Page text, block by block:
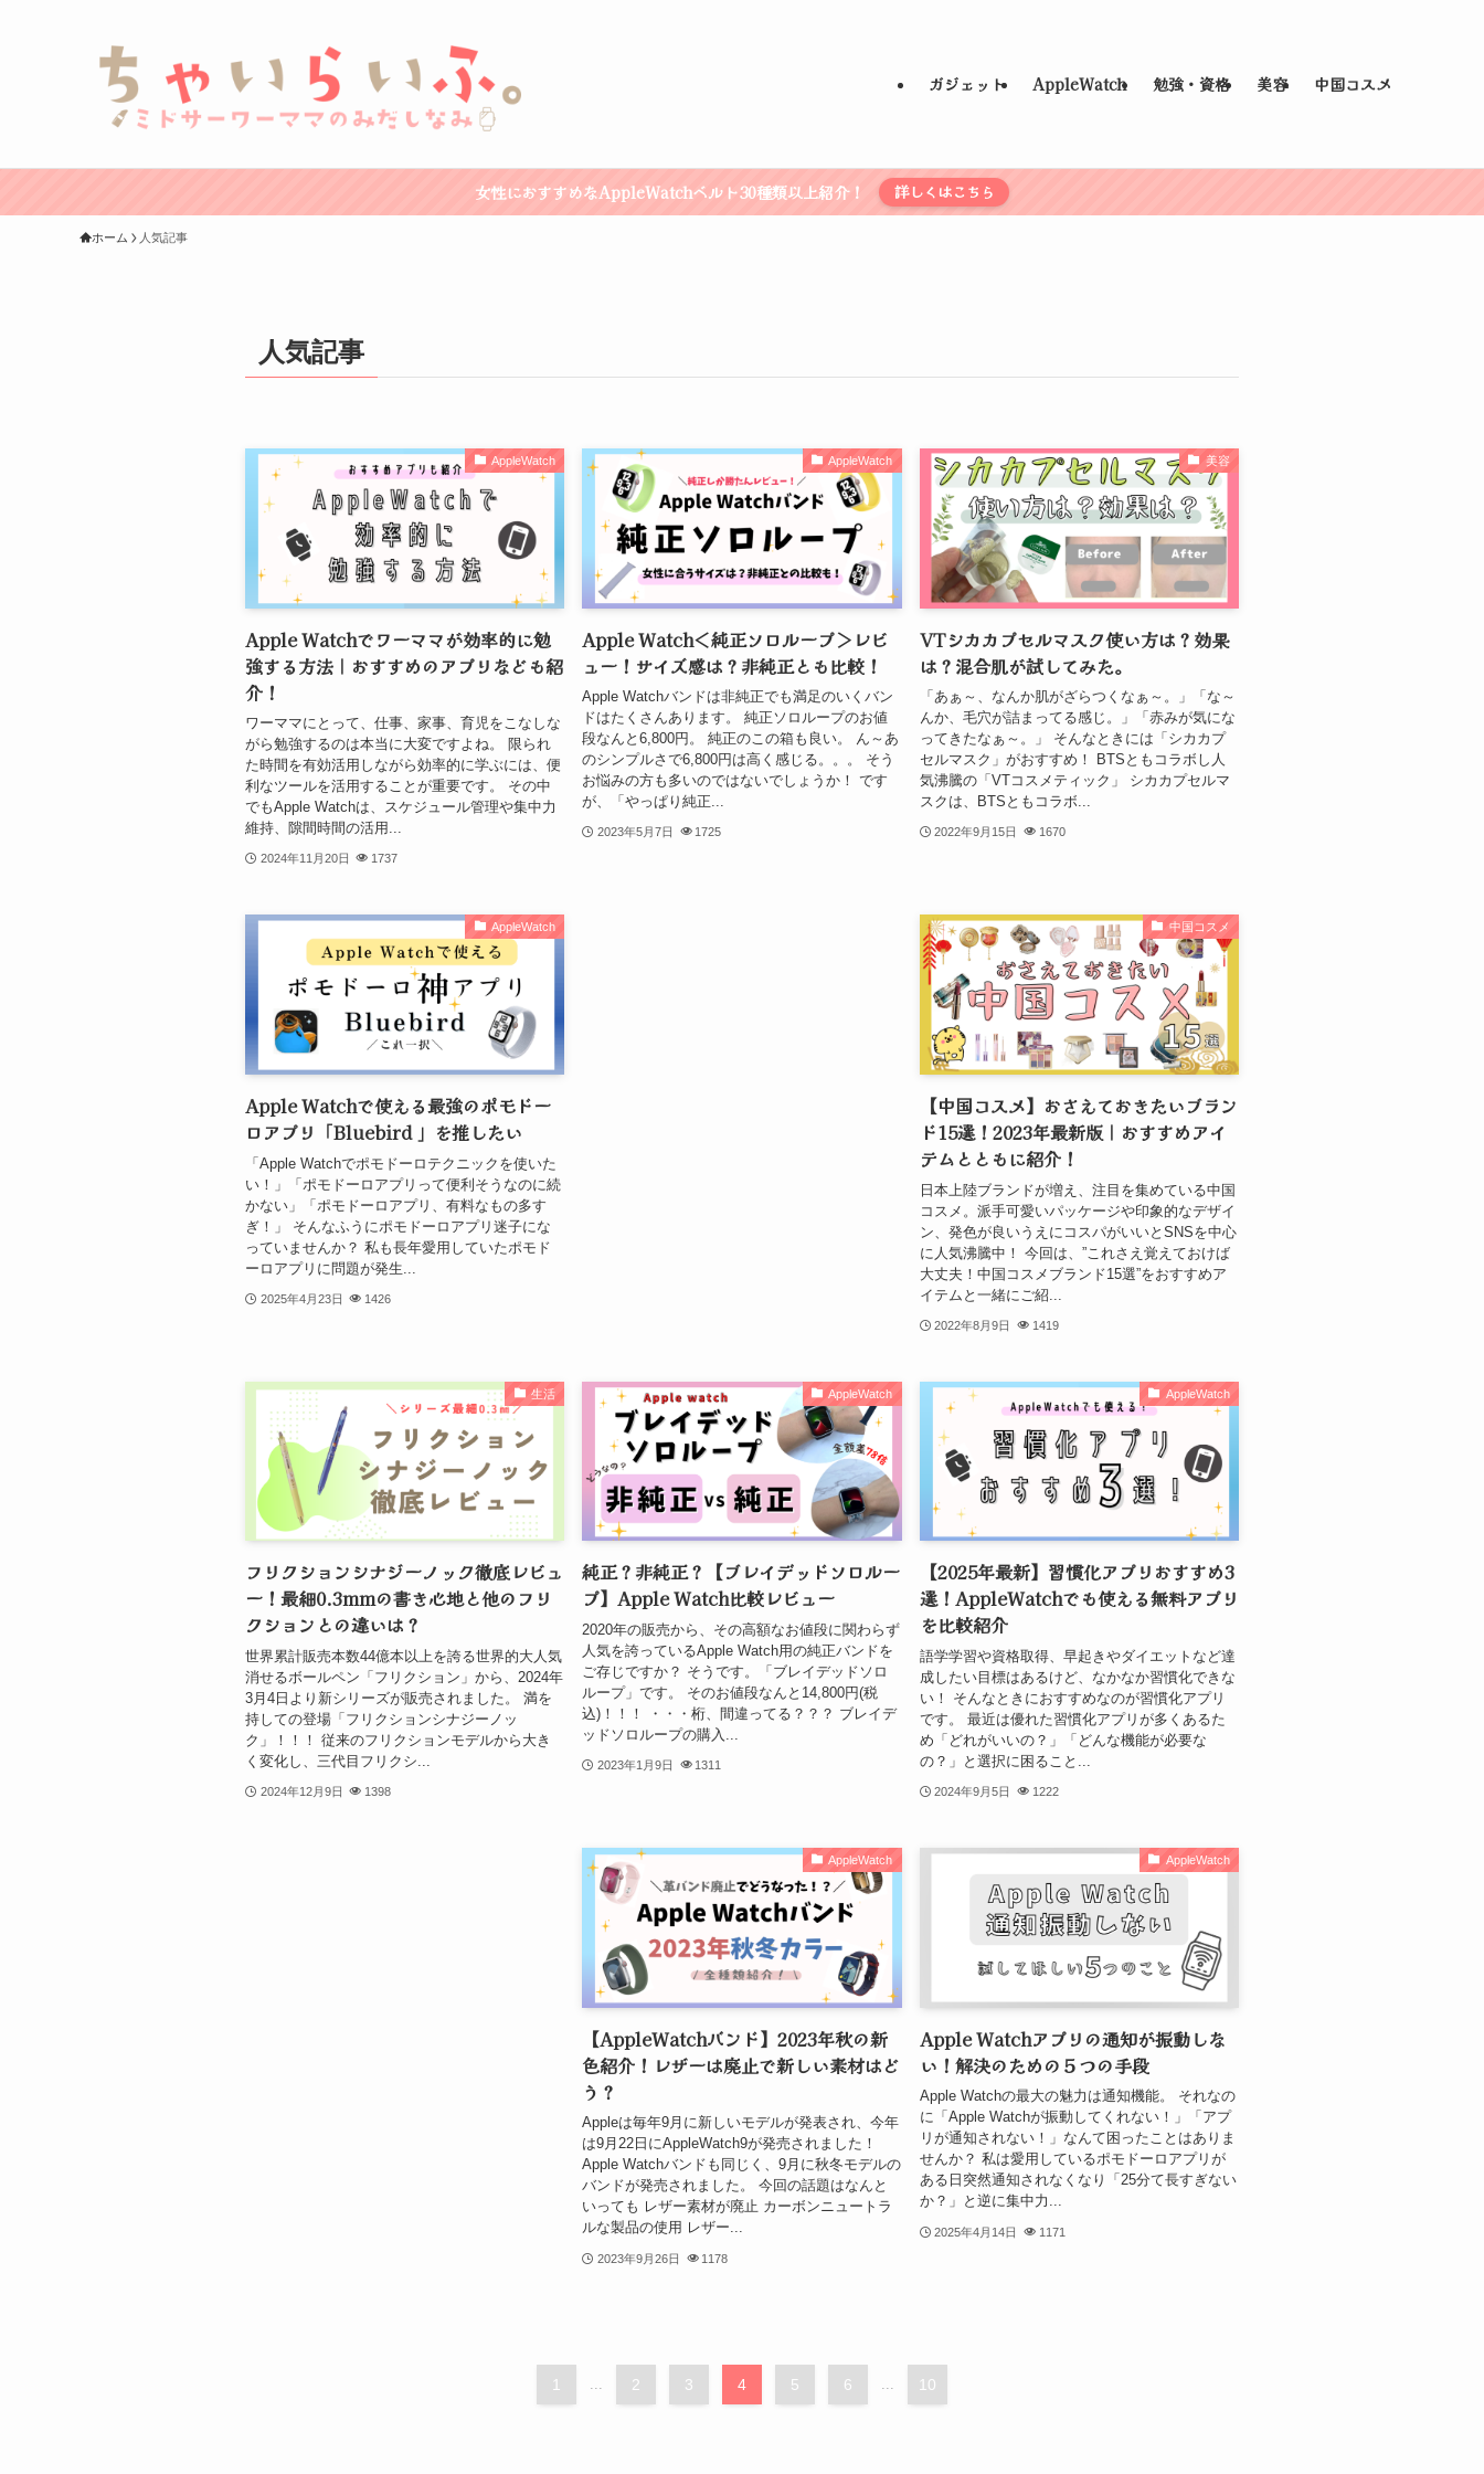
ガジェット AppleWatch 勉強・資格 美容 中国コスメ
女性におすすめなAppleWatchベルト30種類以上紹介！ 詳しくはこちら
ホーム 人気記事
人気記事
AppleWatch
Apple Watchでワーママが効率的に勉
強する方法｜おすすめのアプリなども紹
介！
ワーママにとって、仕事、家事、育児をこなしな
がら勉強するのは本当に大変ですよね。 限られ
た時間を有効活用しながら効率的に学ぶには、便
利なツールを活用することが重要です。 その中
でもApple Watchは、スケジュール管理や集中力
維持、隙間時間の活用...
2024年11月20日 1737
AppleWatch
Apple Watch＜純正ソロループ＞レビ
ュー！サイズ感は？非純正とも比較！
Apple Watchバンドは非純正でも満足のいくバン
ドはたくさんあります。 純正ソロループのお値
段なんと6,800円。 純正のこの箱も良い。 ん～あ
のシンプルさで6,800円は高く感じる。。。 そう
お悩みの方も多いのではないでしょうか！ です
が、「やっぱり純正...
2023年5月7日 1725
美容
VTシカカプセルマスク使い方は？効果
は？混合肌が試してみた。
「あぁ～、なんか肌がざらつくなぁ～。」「な～
んか、毛穴が詰まってる感じ。」「赤みが気にな
ってきたなぁ～。」 そんなときには「シカカプ
セルマスク」がおすすめ！ BTSともコラボし人
気沸騰の「VTコスメティック」 シカカプセルマ
スクは、BTSともコラボ...
2022年9月15日 1670
AppleWatch
Apple Watchで使える最強のポモドー
ロアプリ「Bluebird 」を推したい
「Apple Watchでポモドーロテクニックを使いた
い！」「ポモドーロアプリって便利そうなのに続
かない」「ポモドーロアプリ、有料なもの多す
ぎ！」 そんなふうにポモドーロアプリ迷子にな
っていませんか？ 私も長年愛用していたポモド
ーロアプリに問題が発生...
2025年4月23日 1426
中国コスメ
【中国コスメ】おさえておきたいブラン
ド15選！2023年最新版｜おすすめアイ
テムとともに紹介！
日本上陸ブランドが増え、注目を集めている中国
コスメ。派手可愛いパッケージや印象的なデザイ
ン、発色が良いうえにコスパがいいとSNSを中心
に人気沸騰中！ 今回は、”これさえ覚えておけば
大丈夫！中国コスメブランド15選”をおすすめア
イテムと一緒にご紹...
2022年8月9日 1419
生活
フリクションシナジーノック徹底レビュ
ー！最細0.3mmの書き心地と他のフリ
クションとの違いは？
世界累計販売本数44億本以上を誇る世界的大人気
消せるボールペン「フリクション」から、2024年
3月4日より新シリーズが販売されました。 満を
持しての登場「フリクションシナジーノッ
ク」！！！ 従来のフリクションモデルから大き
く変化し、三代目フリクシ...
2024年12月9日 1398
AppleWatch
純正？非純正？【ブレイデッドソロルー
プ】Apple Watch比較レビュー
2020年の販売から、その高額なお値段に関わらず
人気を誇っているApple Watch用の純正バンドを
ご存じですか？ そうです。「ブレイデッドソロ
ループ」です。 そのお値段なんと14,800円(税
込)！！！ ・・・桁、間違ってる？？？ ブレイデ
ッドソロループの購入...
2023年1月9日 1311
AppleWatch
【2025年最新】習慣化アプリおすすめ3
選！AppleWatchでも使える無料アプリ
を比較紹介
語学学習や資格取得、早起きやダイエットなど達
成したい目標はあるけど、なかなか習慣化できな
い！ そんなときにおすすめなのが習慣化アプリ
です。 最近は優れた習慣化アプリが多くあるた
め「どれがいいの？」「どんな機能が必要な
の？」と選択に困ること...
2024年9月5日 1222
AppleWatch
【AppleWatchバンド】2023年秋の新
色紹介！レザーは廃止で新しい素材はど
う？
Appleは毎年9月に新しいモデルが発表され、今年
は9月22日にAppleWatch9が発売されました！
Apple Watchバンドも同じく、9月に秋冬モデルの
バンドが発売されました。 今回の話題はなんと
いっても レザー素材が廃止 カーボンニュートラ
ルな製品の使用 レザー...
2023年9月26日 1178
AppleWatch
Apple Watchアプリの通知が振動しな
い！解決のための５つの手段
Apple Watchの最大の魅力は通知機能。 それなの
に「Apple Watchが振動してくれない！」「アプ
リが通知されない！」なんて困ったことはありま
せんか？ 私は愛用しているポモドーロアプリが
ある日突然通知されなくなり「25分て長すぎない
か？」と逆に集中力...
2025年4月14日 1171
1 2 3 4 5 6 10